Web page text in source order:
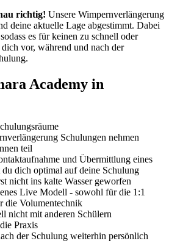
richtig! Unsere Wimpernverlängerung
deine aktuelle Lage abgestimmt. Dabei
es für keinen zu schnell oder
vor, während und nach der
Academy in
Schulungen nehmen
teil
und Übermittlung eines
dich optimal auf deine Schulung
nicht ins kalte Wasser geworfen
Live Modell - sowohl für die 1:1
die Volumentechnik
nicht mit anderen Schülern
Praxis
der Schulung weiterhin persönlich